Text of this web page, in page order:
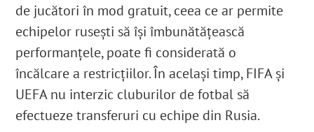
de jucători în mod gratuit, ceea ce ar permite
echipelor rusești să își îmbunătățească
performanțele, poate fi considerată o
încălcare a restricţiilor. În acelaşi timp, FIFA şi
UEFA nu interzic cluburilor de fotbal să
efectueze transferuri cu echipe din Rusia.